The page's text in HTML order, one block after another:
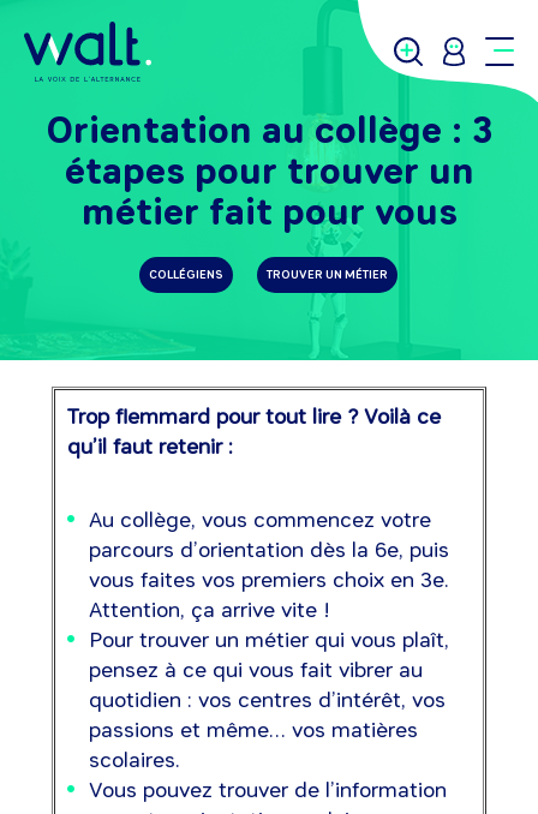
Orientation au collège : 3
étapes pour trouver un
métier fait pour vous
COLLÉGIENS TROUVER UN MÉTIER
Trop flemmard pour tout lire ? Voilà ce
qu’il faut retenir :
Au collège, vous commencez votre
parcours d’orientation dès la 6e, puis
vous faites vos premiers choix en 3e.
Attention, ça arrive vite !
Pour trouver un métier qui vous plaît,
pensez à ce qui vous fait vibrer au
quotidien : vos centres d’intérêt, vos
passions et même… vos matières
scolaires.
Vous pouvez trouver de l’information